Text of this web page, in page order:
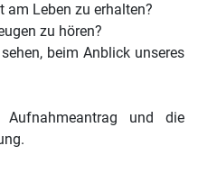
am Leben zu erhalten?
zu hören?
beim Anblick unseres
und die